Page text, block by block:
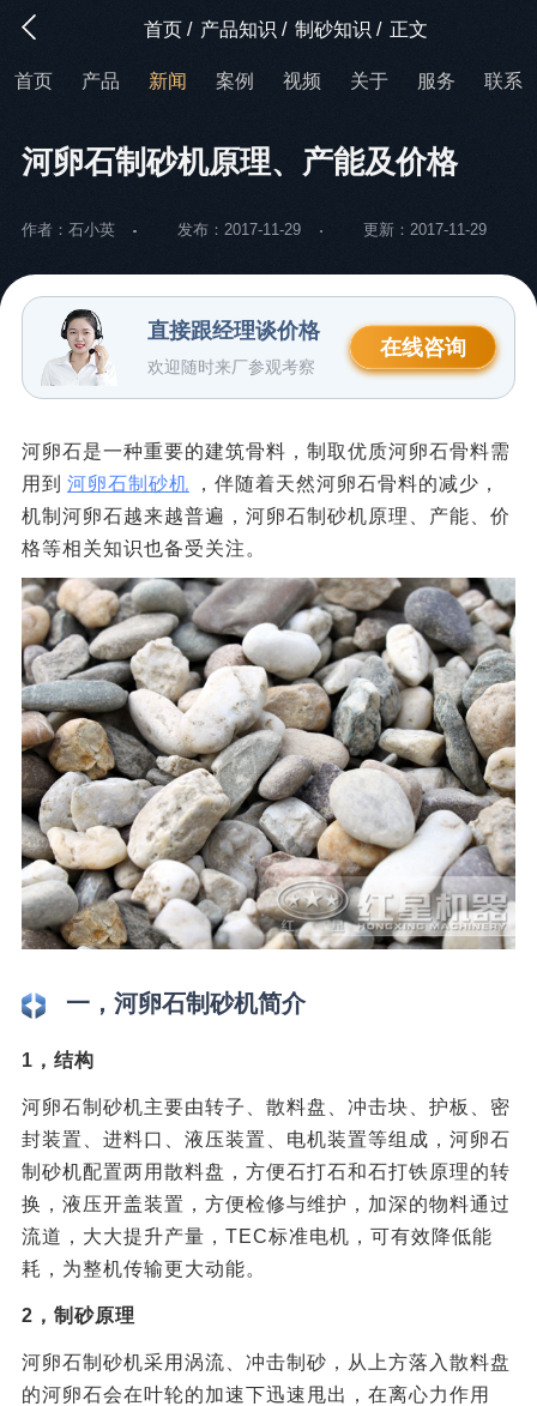
首页 / 产品知识 / 制砂知识 / 正文
首页 产品 新闻 案例 视频 关于 服务 联系
河卵石制砂机原理、产能及价格
作者：石小英 发布：2017-11-29 更新：2017-11-29
直接跟经理谈价格
欢迎随时来厂参观考察
在线咨询
河卵石是一种重要的建筑骨料，制取优质河卵石骨料需
用到 河卵石制砂机
，伴随着天然河卵石骨料的减少，
机制河卵石越来越普遍，河卵石制砂机原理、产能、价
格等相关知识也备受关注。
一，河卵石制砂机简介
1，结构
河卵石制砂机主要由转子、散料盘、冲击块、护板、密
封装置、进料口、液压装置、电机装置等组成，河卵石
制砂机配置两用散料盘，方便石打石和石打铁原理的转
换，液压开盖装置，方便检修与维护，加深的物料通过
流道，大大提升产量，TEC标准电机，可有效降低能
耗，为整机传输更大动能。
2，制砂原理
河卵石制砂机采用涡流、冲击制砂，从上方落入散料盘
的河卵石会在叶轮的加速下迅速甩出，在离心力作用